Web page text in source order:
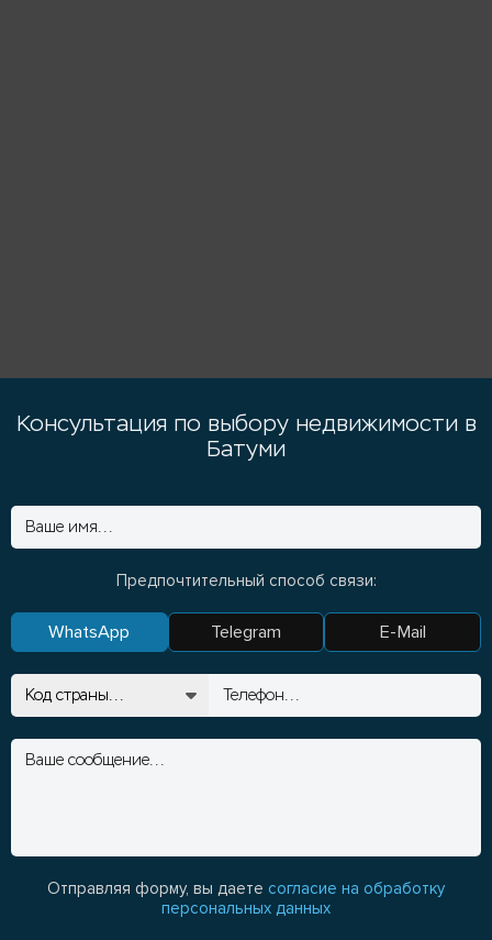
Консультация по выбору недвижимости в
Батуми
Предпочтительный способ связи:
WhatsApp Telegram E-Mail
Отправляя форму, вы даете согласие на обработку
персональных данных